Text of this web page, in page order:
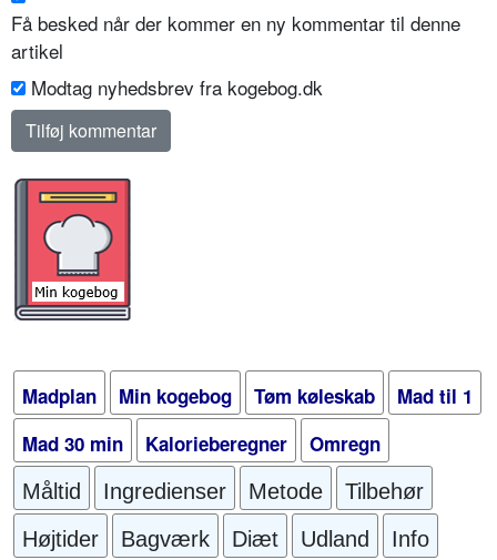
Få besked når der kommer en ny kommentar til denne
artikel
Modtag nyhedsbrev fra kogebog.dk
Madplan Min kogebog Tøm køleskab
Mad til 1
Mad 30 min
Kalorieberegner Omregn
Måltid Ingredienser Metode
Tilbehør
Højtider
Bagværk Diæt Udland Info